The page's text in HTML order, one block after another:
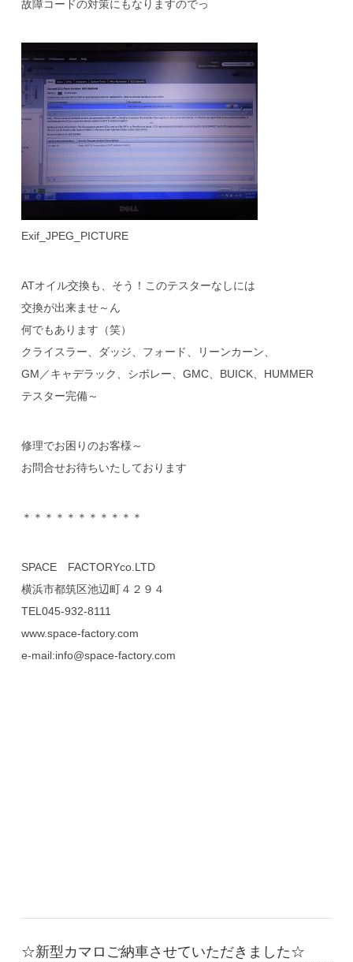
故障コードの対策にもなりますのでっ
Exif_JPEG_PICTURE
ATオイル交換も、そう！このテスターなしには
交換が出来ませ～ん
何でもあります（笑）
クライスラー、ダッジ、フォード、リーンカーン、
GM／キャデラック、シボレー、GMC、BUICK、HUMMER
テスター完備～
修理でお困りのお客様～
お問合せお待ちいたしております
＊＊＊＊＊＊＊＊＊＊＊
SPACE FACTORYco.LTD
横浜市都筑区池辺町４２９４
TEL045-932-8111
www.space-factory.com
e-mail:info@space-factory.com
☆新型カマロご納車させていただきました☆